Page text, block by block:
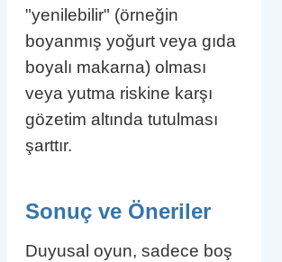
"yenilebilir" (örneğin
boyanmış yoğurt veya gıda
boyalı makarna) olması
veya yutma riskine karşı
gözetim altında tutulması
şarttır.
Sonuç ve Öneriler
Duyusal oyun, sadece boş